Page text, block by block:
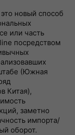
новый способ
или часть
посредством
(Южная
Китая),
заметно
импорта/
оборот.